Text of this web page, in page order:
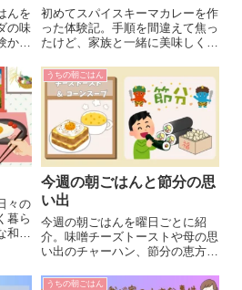
んを
の味
ら
験
初めてスパイスキーマカレーを作
った体験記。手順を間違えて焦っ
たけど、家族と一緒に美味しくい
ジや、失敗も含めた作ってみた感
想を詳しく紹介します。
々の
暮ら
和食
うちの朝ごはん
今週の朝ごはんと節分の思
い出
今週の朝ごはんを曜日ごとに紹
介。味噌チーズトーストや母の思
い出のチャーハン、節分の恵方巻
い出も綴っています。
うちの朝ごはん